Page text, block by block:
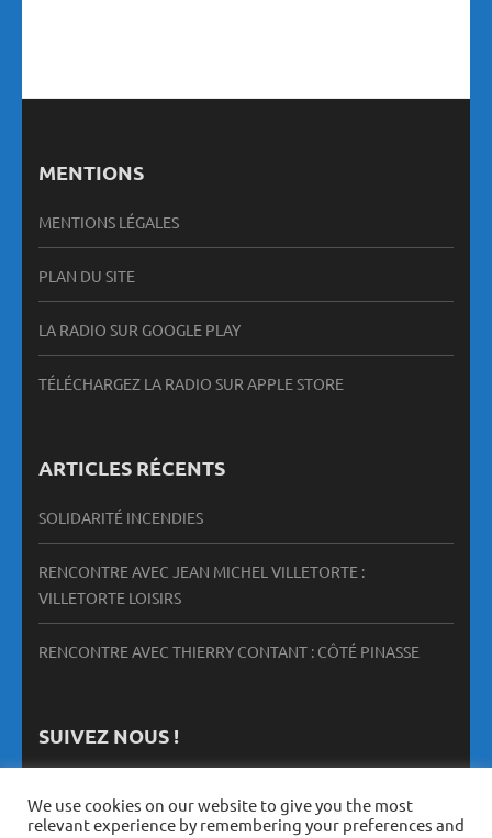
MENTIONS
MENTIONS LÉGALES
PLAN DU SITE
LA RADIO SUR GOOGLE PLAY
TÉLÉCHARGEZ LA RADIO SUR APPLE STORE
ARTICLES RÉCENTS
SOLIDARITÉ INCENDIES
RENCONTRE AVEC JEAN MICHEL VILLETORTE :
VILLETORTE LOISIRS
RENCONTRE AVEC THIERRY CONTANT : CÔTÉ PINASSE
SUIVEZ NOUS !
We use cookies on our website to give you the most
relevant experience by remembering your preferences and